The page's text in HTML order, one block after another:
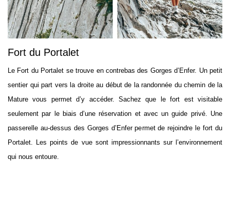
Fort du Portalet
Le Fort du Portalet se trouve en contrebas des Gorges d’Enfer. Un petit
sentier qui part vers la droite au début de la randonnée du chemin de la
Mature vous permet d’y accéder. Sachez que le fort est visitable
seulement par le biais d’une réservation et avec un guide privé. Une
passerelle au-dessus des Gorges d’Enfer permet de rejoindre le fort du
Portalet. Les points de vue sont impressionnants sur l’environnement
qui nous entoure.